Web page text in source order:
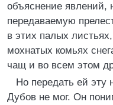
объяснение явлений,
передаваемую
в этих палых
мохнатых комьях
чащ и во всем этом
Но передать ей эту
Дубов не мог. Он